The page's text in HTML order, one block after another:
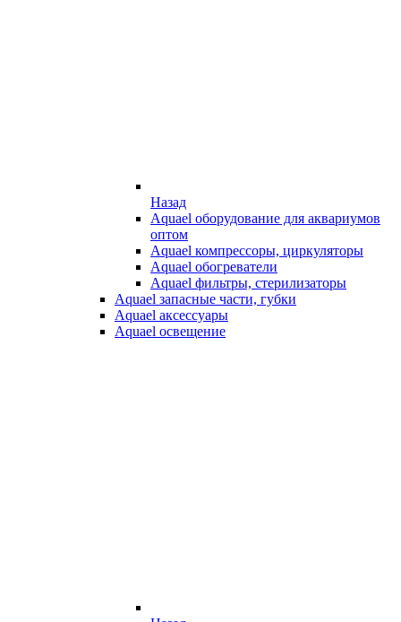
Назад
Aquael оборудование для аквариумов
оптом
Aquael компрессоры, циркуляторы
Aquael обогреватели
Aquael фильтры, стерилизаторы
Aquael запасные части, губки
Aquael аксессуары
Aquael освещение